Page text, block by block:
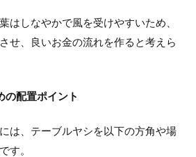
はしなやかで風を受けやすいため、
せ、良いお金の流れを作ると考えら
の配置ポイント
は、テーブルヤシを以下の方角や場
す。